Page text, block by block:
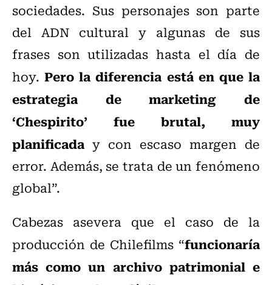
sociedades. Sus personajes son parte
del ADN cultural y algunas de sus
frases son utilizadas hasta el día de
hoy.Pero la diferencia está en que la
estrategia de marketing de
‘Chespirito’ fue brutal, muy
planificada y con escaso margen de
error. Además, se trata de un fenómeno
global”.
Cabezas asevera que el caso de la
producción de Chilefilms “funcionaría
más como un archivo patrimonial e